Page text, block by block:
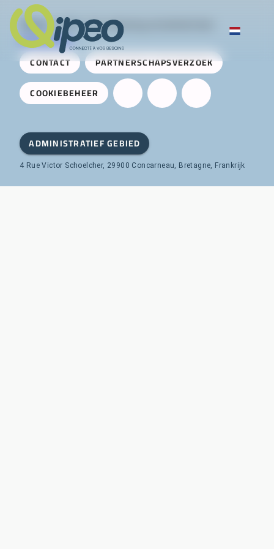
Qipeo © 2025 -Een oplossing ontwikkeld door
AireServices
CONTACT
PARTNERSCHAPSVERZOEK
COOKIEBEHEER
ADMINISTRATIEF GEBIED
4 Rue Victor Schoelcher, 29900 Concarneau, Bretagne, Frankrijk